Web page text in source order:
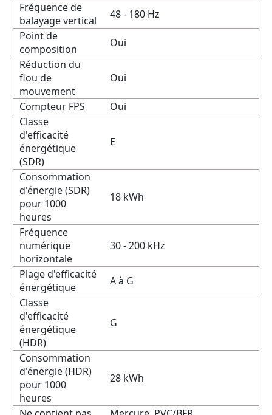
Fréquence de
balayage vertical
48 - 180 Hz
Point de
composition
Oui
Réduction du
flou de
mouvement
Oui
Compteur FPS
Oui
Classe
d'efficacité
énergétique
(SDR)
E
Consommation
d'énergie (SDR)
pour 1000
heures
18 kWh
Fréquence
numérique
horizontale
30 - 200 kHz
Plage d'efficacité
énergétique
A à G
Classe
d'efficacité
énergétique
(HDR)
G
Consommation
d'énergie (HDR)
pour 1000
heures
28 kWh